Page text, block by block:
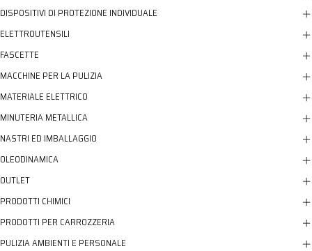
DISPOSITIVI DI PROTEZIONE INDIVIDUALE
ELETTROUTENSILI
FASCETTE
MACCHINE PER LA PULIZIA
MATERIALE ELETTRICO
MINUTERIA METALLICA
NASTRI ED IMBALLAGGIO
OLEODINAMICA
OUTLET
PRODOTTI CHIMICI
PRODOTTI PER CARROZZERIA
PULIZIA AMBIENTI E PERSONALE